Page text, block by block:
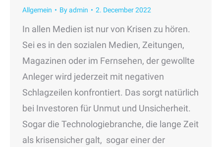
Allgemein Byadmin 2. December 2022
In allen Medien ist nur von Krisen zu hören.
Sei es in den sozialen Medien, Zeitungen,
Magazinen oder im Fernsehen, der gewollte
Anleger wird jederzeit mit negativen
Schlagzeilen konfrontiert. Das sorgt natürlich
bei Investoren für Unmut und Unsicherheit.
Sogar die Technologiebranche, die lange Zeit
als krisensicher galt, sogar einer der